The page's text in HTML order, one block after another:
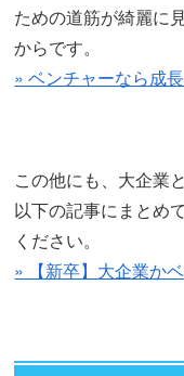
ための道筋が綺麗に
からです。
» ベンチャーなら成
この他にも、大企業
以下の記事にまとめ
ください。
» 【新卒】大企業か